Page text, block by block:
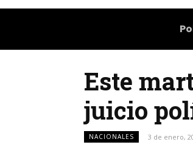
Este
juicio
NACIONALES 3 de enero,